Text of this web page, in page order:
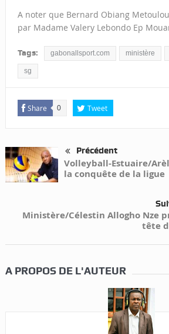
A noter que Bernard Obiang
par Madame Valery Lebondo Ep
Tags: gabonallsport.com ministère
sg
Share 0 Tweet
Précédent
Volleyball-Estuaire/
la conquête de la ligue
Ministère/Célestin Allogho Nze
tête
A PROPOS DE L'AUTEUR